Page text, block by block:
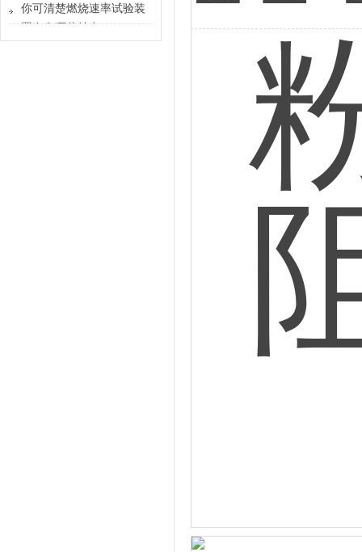
你可清楚燃烧速率试验装
置存在哪些特点？